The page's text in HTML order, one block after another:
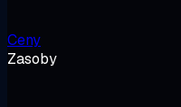
Ceny
Zasoby